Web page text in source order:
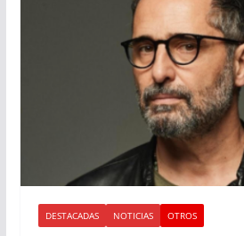
DESTACADAS NOTICIAS OTROS